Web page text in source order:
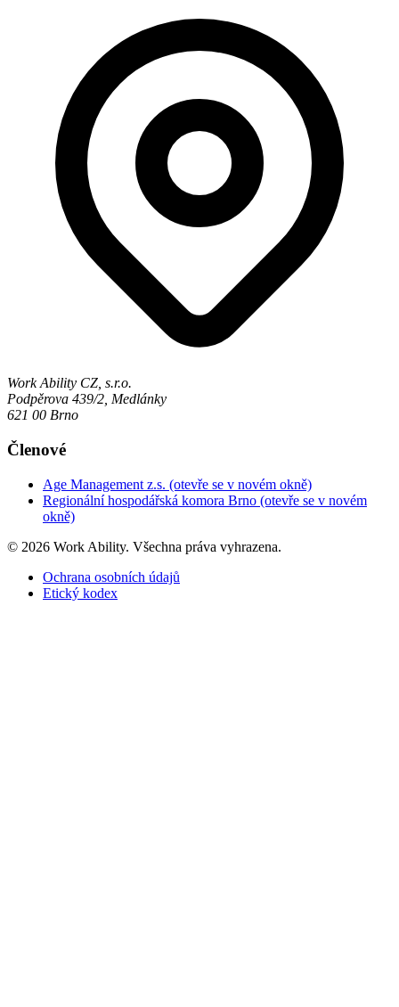
Work Ability CZ, s.r.o.
Podpěrova 439/2, Medlánky
621 00 Brno
Členové
Age Management z.s. (otevře se v novém okně)
Regionální hospodářská komora Brno (otevře se v novém
okně)
© 2026 Work Ability. Všechna práva vyhrazena.
Ochrana osobních údajů
Etický kodex